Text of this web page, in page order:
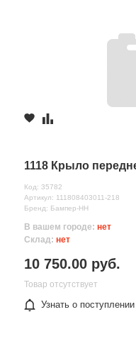
1118 Крыло
Код: 35782
Артикул: 111808403011-218
Бренд: Бампер-НН
В вашем городе: нет
Склад: нет
10 750.00 руб.
Товар отсутствует
Узнать о поступлении